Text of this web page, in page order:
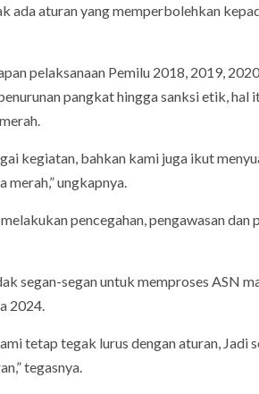
ada aturan yang memperbolehkan
pelaksanaan Pemilu 2018, 2019,
pangkat hingga sanksi etik, hal
kegiatan, bahkan kami juga ikut
ungkapnya.
pencegahan, pengawasan dan
segan-segan untuk memproses ASN
2024.
tetap tegak lurus dengan aturan, Jadi
tegasnya.